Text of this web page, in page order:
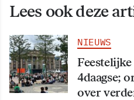
Lees ook deze
NIEUWS
4daagse;
over